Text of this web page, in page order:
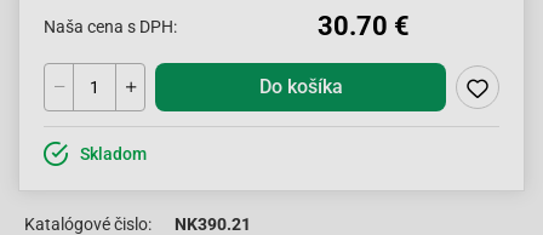
Naša cena s DPH: 30.70 €
Do košíka
Skladom
Katalógové čislo: NK390.21